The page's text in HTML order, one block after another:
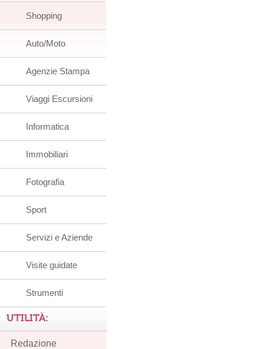
Shopping
Auto/Moto
Agenzie Stampa
Viaggi Escursioni
Informatica
Immobiliari
Fotografia
Sport
Servizi e Aziende
Visite guidate
Strumenti
UTILITÀ:
Redazione